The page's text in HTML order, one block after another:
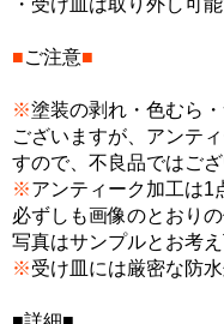
■ご注意■
※塗装の剥れ・色むら
ございますが、アンテ
すので、不良品ではござ
※アンティーク加工は1
必ずしも画像のとおり
写真はサンプルとお考え
※受け皿には厳密な防